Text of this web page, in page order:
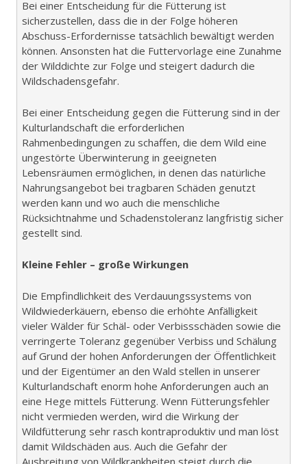
Bei einer Entscheidung für die Fütterung ist
sicherzustellen, dass die in der Folge höheren
Abschuss-Erfordernisse tatsächlich bewältigt werden
können. Ansonsten hat die Futtervorlage eine Zunahme
der Wilddichte zur Folge und steigert dadurch die
Wildschadensgefahr.
Bei einer Entscheidung gegen die Fütterung sind in der
Kulturlandschaft die erforderlichen
Rahmenbedingungen zu schaffen, die dem Wild eine
ungestörte Überwinterung in geeigneten
Lebensräumen ermöglichen, in denen das natürliche
Nahrungsangebot bei tragbaren Schäden genutzt
werden kann und wo auch die menschliche
Rücksichtnahme und Schadenstoleranz langfristig sicher
gestellt sind.
Kleine Fehler – große Wirkungen
Die Empfindlichkeit des Verdauungssystems von
Wildwiederkäuern, ebenso die erhöhte Anfälligkeit
vieler Wälder für Schäl- oder Verbissschäden sowie die
verringerte Toleranz gegenüber Verbiss und Schälung
auf Grund der hohen Anforderungen der Öffentlichkeit
und der Eigentümer an den Wald stellen in unserer
Kulturlandschaft enorm hohe Anforderungen auch an
eine Hege mittels Fütterung. Wenn Fütterungsfehler
nicht vermieden werden, wird die Wirkung der
Wildfütterung sehr rasch kontraproduktiv und man löst
damit Wildschäden aus. Auch die Gefahr der
Ausbreitung von Wildkrankheiten steigt durch die